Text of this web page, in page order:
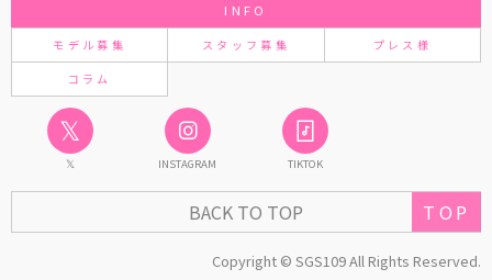
INFO
モデル募集 スタッフ募集 プレス様
コラム
𝕏
𝕏 INSTAGRAM TIKTOK
BACK TO TOP
Copyright © SGS109 All Rights Reserved.
TOP